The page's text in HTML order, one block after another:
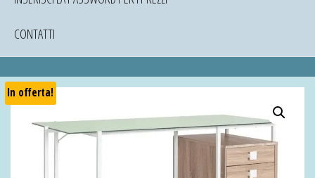
CONTATTI
In offerta!